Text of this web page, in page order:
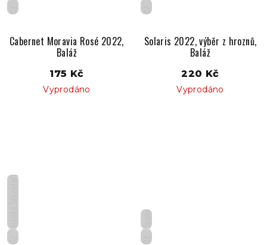
CZ
Cabernet Moravia Rosé 2022,
Baláž
175 Kč
Vyprodáno
CZ
Solaris 2022, výběr z hroznů,
Baláž
220 Kč
Vyprodáno
CZ
Suché
CZ